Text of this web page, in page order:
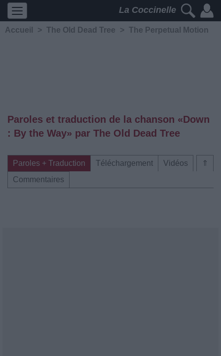
La Coccinelle
Accueil > The Old Dead Tree > The Perpetual Motion
Paroles et traduction de la chanson «Down
: By the Way» par The Old Dead Tree
⇑
Paroles + Traduction Téléchargement
Vidéos
Commentaires